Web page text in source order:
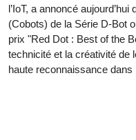
l’IoT, a annoncé
(Cobots) de la Série D-Bot
prix "Red Dot : Best of the
technicité et la créativité de
haute reconnaissance